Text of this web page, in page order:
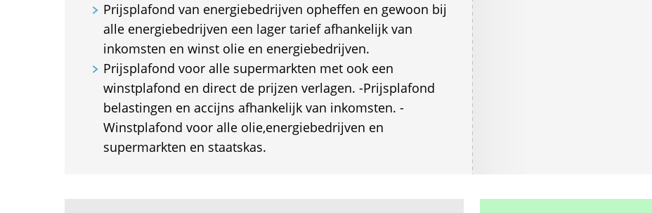
Prijsplafond van energiebedrijven opheffen en gewoon bij
alle energiebedrijven een lager tarief afhankelijk van
inkomsten en winst olie en energiebedrijven.
Prijsplafond voor alle supermarkten met ook een
winstplafond en direct de prijzen verlagen. -Prijsplafond
belastingen en accijns afhankelijk van inkomsten. -
Winstplafond voor alle olie,energiebedrijven en
supermarkten en staatskas.